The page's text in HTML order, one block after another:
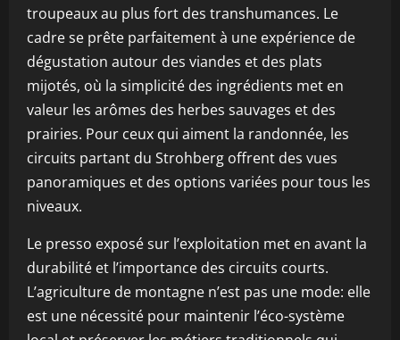
troupeaux au plus fort des transhumances. Le
cadre se prête parfaitement à une expérience de
dégustation autour des viandes et des plats
mijotés, où la simplicité des ingrédients met en
valeur les arômes des herbes sauvages et des
prairies. Pour ceux qui aiment la randonnée, les
circuits partant du Strohberg offrent des vues
panoramiques et des options variées pour tous les
niveaux.
Le presso exposé sur l’exploitation met en avant la
durabilité et l’importance des circuits courts.
L’agriculture de montagne n’est pas une mode: elle
est une nécessité pour maintenir l’éco-système